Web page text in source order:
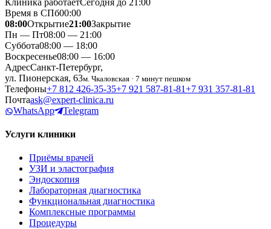
Время в СПб00:00
08:00Открытие21:00Закрытие
Пн — Пт08:00 — 21:00
Суббота08:00 — 18:00
Воскресенье08:00 — 16:00
АдресСанкт-Петербург,
ул. Пионерская, 63м. Чкаловская · 7 минут пешком
Телефоны+7 812 426‑35‑35+7 921 587‑81‑81+7 931 357‑81‑81
Почтаask@expert-clinica.ru
WhatsApp
Telegram
Услуги клиники
Приёмы врачей
УЗИ и эластография
Эндоскопия
Лабораторная диагностика
Функциональная диагностика
Комплексные программы
Процедуры